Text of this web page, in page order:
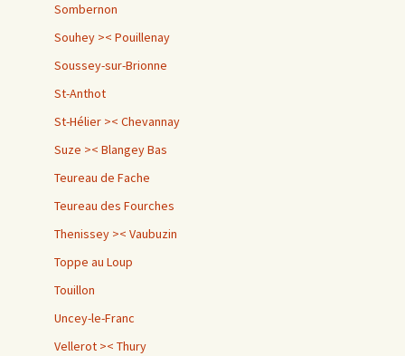
Sombernon
Souhey >< Pouillenay
Soussey-sur-Brionne
St-Anthot
St-Hélier >< Chevannay
Suze >< Blangey Bas
Teureau de Fache
Teureau des Fourches
Thenissey >< Vaubuzin
Toppe au Loup
Touillon
Uncey-le-Franc
Vellerot >< Thury